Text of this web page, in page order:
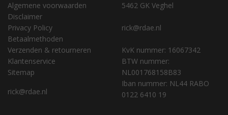
Algemene voorwaarden
Disclaimer
Privacy Policy
Betaalmethoden
Verzenden & retourneren
Klantenservice
Sitemap
rick@rdae.nl
5462 GK Veghel
rick@rdae.nl
KvK nummer: 16067342
BTW nummer:
NL001768158B83
Iban nummer: NL44 RABO
0122 6410 19